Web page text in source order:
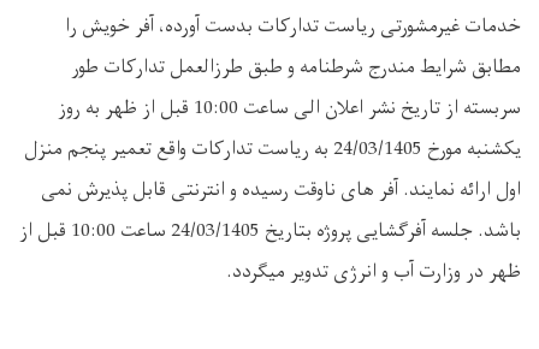
خدمات غیرمشورتی ریاست تدارکات بدست آورده، آفر خویش را
مطابق شرایط مندرج شرطنامه و طبق طرزالعمل تدارکات طور
سربسته از تاریخ نشر اعلان الی ساعت 10:00 قبل از ظهر به روز
یکشنبه مورخ 24/03/1405 به ریاست تدارکات واقع تعمیر پنجم منزل
اول ارائه نمایند. آفر های ناوقت رسیده و انترنتی قابل پذیرش نمی
باشد. جلسه آفرگشایی پروژه بتاریخ 24/03/1405 ساعت 10:00 قبل از
ظهر در وزارت آب و انرژی تدویر میگردد.